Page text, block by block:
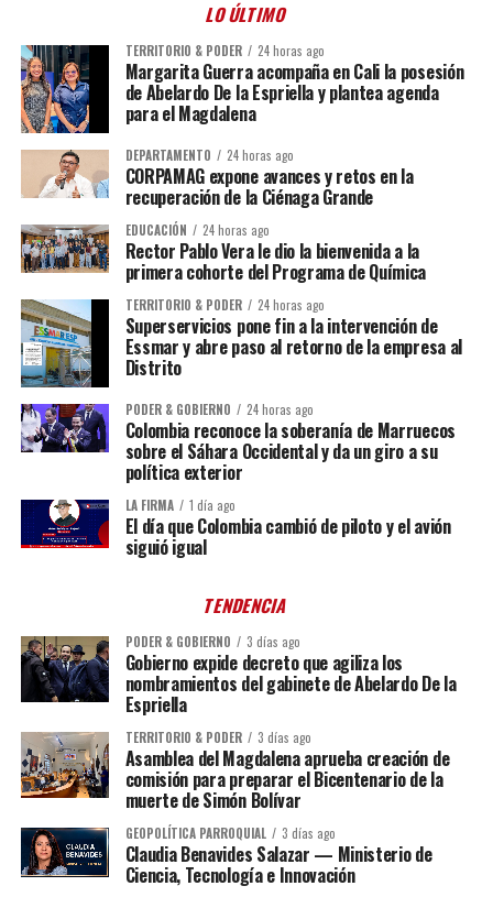
LO ÚLTIMO
TERRITORIO & PODER 24 horas ago
Margarita Guerra acompaña en Cali la posesión
de Abelardo De la Espriella y plantea agenda
para el Magdalena
DEPARTAMENTO 24 horas ago
CORPAMAG expone avances y retos en la
recuperación de la Ciénaga Grande
EDUCACIÓN 24 horas ago
Rector Pablo Vera le dio la bienvenida a la
primera cohorte del Programa de Química
TERRITORIO & PODER 24 horas ago
Superservicios pone fin a la intervención de
Essmar y abre paso al retorno de la empresa al
Distrito
PODER & GOBIERNO 24 horas ago
Colombia reconoce la soberanía de Marruecos
sobre el Sáhara Occidental y da un giro a su
política exterior
LA FIRMA 1 día ago
El día que Colombia cambió de piloto y el avión
siguió igual
TENDENCIA
PODER & GOBIERNO 3 días ago
Gobierno expide decreto que agiliza los
nombramientos del gabinete de Abelardo De la
Espriella
TERRITORIO & PODER 3 días ago
Asamblea del Magdalena aprueba creación de
comisión para preparar el Bicentenario de la
muerte de Simón Bolívar
GEOPOLÍTICA PARROQUIAL 3 días ago
Claudia Benavides Salazar — Ministerio de
Ciencia, Tecnología e Innovación